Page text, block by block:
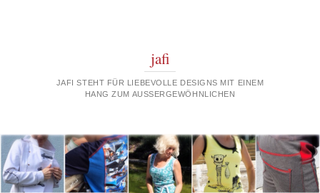
jafi
JAFI STEHT FÜR LIEBEVOLLE DESIGNS MIT EINEM
HANG ZUM AUSSERGEWÖHNLICHEN